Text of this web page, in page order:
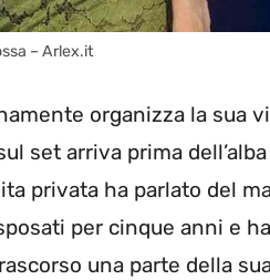
– Arlex.it
organizza la sua
set arriva prima
privata ha parlato del
per cinque anni e
una parte della